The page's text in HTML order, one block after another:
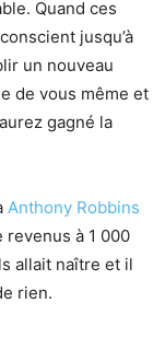
Quand ces
jusqu’à
un nouveau
de vous même et
gagné la
Anthony Robbins
à 1 000
allait naître et il
rien.